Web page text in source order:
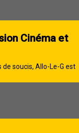
Cinéma et
de soucis, Allo-Le-G est